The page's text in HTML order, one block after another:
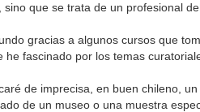
que se trata de un profesional
gracias a algunos cursos que
he fascinado por los temas
de imprecisa, en buen chileno, un
de un museo o una muestra